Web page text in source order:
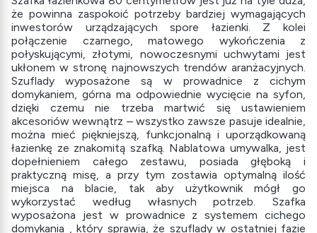
że powinna zaspokoić potrzeby bardziej wymagających
inwestorów urządzających spore łazienki. Z kolei
połączenie czarnego, matowego wykończenia z
połyskującymi, złotymi, nowoczesnymi uchwytami jest
ukłonem w stronę najnowszych trendów aranżacyjnych.
Szuflady wyposażone są w prowadnice z cichym
domykaniem, górna ma odpowiednie wycięcie na syfon,
dzięki czemu nie trzeba martwić się ustawieniem
akcesoriów wewnątrz – wszystko zawsze pasuje idealnie,
można mieć piękniejszą, funkcjonalną i uporządkowaną
łazienkę ze znakomitą szafką. Nablatowa umywalka, jest
dopełnieniem całego zestawu, posiada głęboką i
praktyczną misę, a przy tym zostawia optymalną ilość
miejsca na blacie, tak aby użytkownik mógł go
wykorzystać według własnych potrzeb. Szafka
wyposażona jest w prowadnice z systemem cichego
domykania , który sprawia, że szuflady w ostatniej fazie